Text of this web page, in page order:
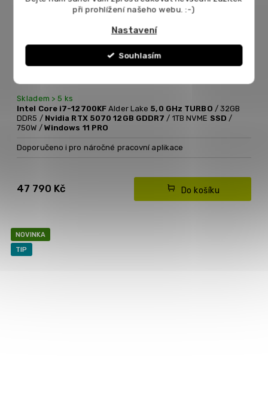
při prohlížení našeho webu. :-)
Nastavení
Souhlasím
HERNÍ PC INTEL I7-12700KF 5,0 GHZ/ 32GB DDR5/
Skladem > 5 ks
47 790 Kč Do košíku
Intel Core i7-12700KF Alder Lake 5,0 GHz TURBO / 32GB
DDR5 / Nvidia RTX 5070 12GB GDDR7 / 1TB NVME SSD /
750W / Windows 11 PRO
Doporučeno i pro náročné pracovní aplikace
(varianta s DDR5 pamětí)
NOVINKA - grafická karta
Nvidia RTX 5070
12GB GDDR7
NOVINKA
TIP